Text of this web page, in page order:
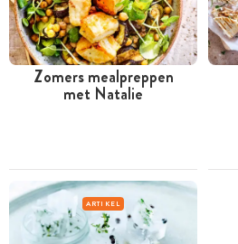
Zomers mealpreppen
met Natalie
ARTIKEL